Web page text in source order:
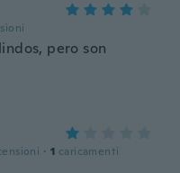
pero son
· 1 caricamenti